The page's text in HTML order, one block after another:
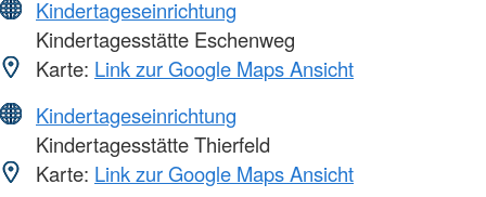
Kindertageseinrichtung
Kindertagesstätte Eschenweg
Karte: Link zur Google Maps Ansicht
Kindertageseinrichtung
Kindertagesstätte Thierfeld
Karte: Link zur Google Maps Ansicht